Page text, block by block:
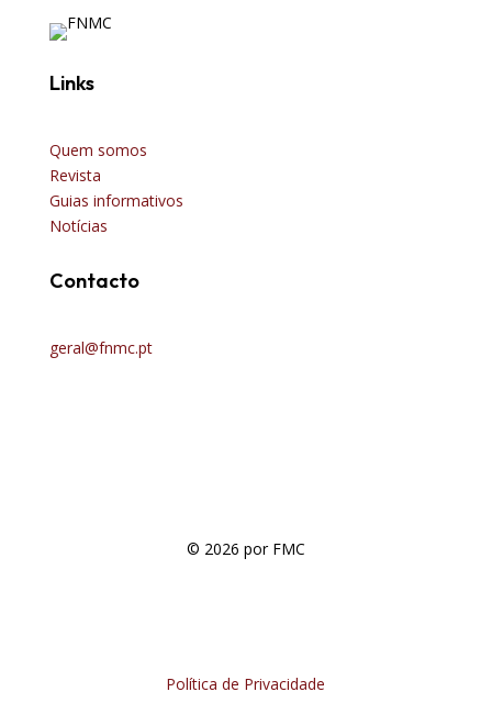
Links
Quem somos
Revista
Guias informativos
Notícias
Contacto
geral@fnmc.pt
© 2026 por FMC
Política de Privacidade